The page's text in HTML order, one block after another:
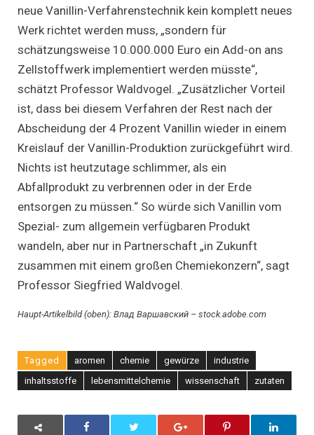
neue Vanillin-Verfahrenstechnik kein komplett neues
Werk richtet werden muss, „sondern für
schätzungsweise 10.000.000 Euro ein Add-on ans
Zellstoffwerk implementiert werden müsste“,
schätzt Professor Waldvogel. „Zusätzlicher Vorteil
ist, dass bei diesem Verfahren der Rest nach der
Abscheidung der 4 Prozent Vanillin wieder in einem
Kreislauf der Vanillin-Produktion zurückgeführt wird.
Nichts ist heutzutage schlimmer, als ein
Abfallprodukt zu verbrennen oder in der Erde
entsorgen zu müssen.“ So würde sich Vanillin vom
Spezial- zum allgemein verfügbaren Produkt
wandeln, aber nur in Partnerschaft „in Zukunft
zusammen mit einem großen Chemiekonzern“, sagt
Professor Siegfried Waldvogel.
Haupt-Artikelbild (oben): Влад Варшавский – stock.adobe.com
Tagged aromen chemie gewürze
industrie
inhaltsstoffe
lebensmittelchemie wissenschaft zutaten